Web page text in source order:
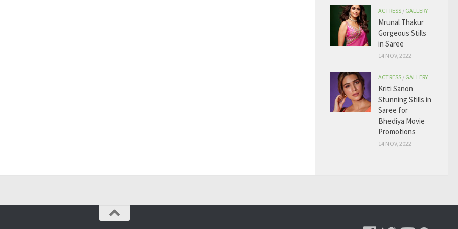
ACTRESS / GALLERY
Mrunal Thakur
Gorgeous Stills
in Saree
14 NOV, 2022
ACTRESS / GALLERY
Kriti Sanon
Stunning Stills in
Saree for
Bhediya Movie
Promotions
14 NOV, 2022